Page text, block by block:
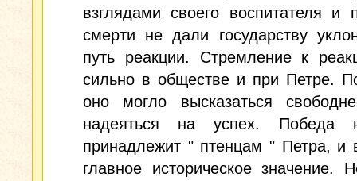
взглядами своего воспитателя и
смерти не дали государству
путь реакции. Стремление к
сильно в обществе и при Петре.
оно могло высказаться
надеяться на успех. Победа
принадлежит " птенцам " Петра, и
главное историческое значение.